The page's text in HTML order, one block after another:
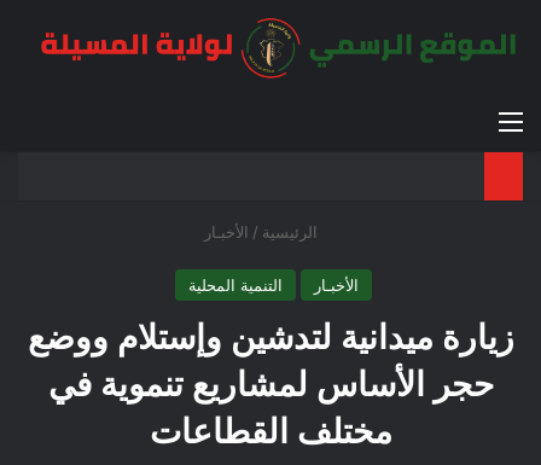
القائمة
الرئيسية / الأخبـار
الأخبـار التنمية المحلية
زيارة ميدانية لتدشين وإستلام ووضع
حجر الأساس لمشاريع تنموية في
مختلف القطاعات